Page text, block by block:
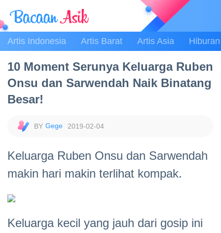
Artis Indonesia Artis Barat Artis Asia Hiburan
10 Moment Serunya Keluarga Ruben
Onsu dan Sarwendah Naik Binatang
Besar!
Gege 2019-02-04
Keluarga Ruben Onsu dan Sarwendah
makin hari makin terlihat kompak.
Keluarga kecil yang jauh dari gosip ini